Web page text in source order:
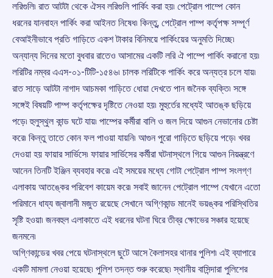
লরিগুলি৷ রাত আটটা থেকে ঐসব লরিগুলি পার্কিং করা হয়৷ পেট্রোল পাম্পে কোন
ধরনের যানবাহন পার্কিং করা আইনত নিষেধ৷ কিন্তু, পেট্রোল পাম্প কর্তৃপক্ষ সম্পূর্ণ
বেআইনীভাবে প্রতি গাড়িতে একশ টাকার বিনিময়ে পার্কিংয়ের অনুমতি দিচ্ছে৷
অন্যান্য দিনের মতো বুধবার রাতেও আসামের একটি লরি ঐ পাম্পে পার্কিং করানো হয়৷
লরিটির নম্বর এএস-০১-টিটি-১৫৪৬৷ চালক লরিটিকে পার্কিং করে অন্যত্র চলে যায়৷
রাত সাড়ে আটটা নাগাদ আচমকা গাড়িতে ধোয়া দেখতে পান জনৈক ব্যক্তি৷ সঙ্গে
সঙ্গেই বিষয়টি পাম্প কর্তৃপক্ষের দৃষ্টিতে নেওয়া হয়৷ মুহুর্তের মধ্যেই আতঙ্ক ছড়িয়ে
পড়ে৷ হুলুস্থুল কান্ড ঘটে যায়৷ পাম্পের কর্মীরা বালি ও জল দিয়ে আগুন নেভানোর চেষ্টা
করে৷ কিন্তু তাতে কোন ফল পাওয়া যায়নি৷ আগুন পুরো গাড়িতে ছড়িয়ে পড়ে৷ খবর
দেওয়া হয় ফায়ার সার্ভিসে৷ ফায়ার সার্ভিসের কর্মীরা ঘটনাস্থলে গিয়ে আগুন নিয়ন্ত্রণে
আনেন তিনটি ইঞ্জিন ব্যবহার করে৷ এই সময়ের মধ্যে গোটা পেট্রোল পাম্প সংলগ্ণ
এলাকায় আতঙ্কের পরিবেশ কায়েম করে৷ সবাই জানেন পেট্রোল পাম্পে যেখানে এতো
পরিমানে ধায্য জ্বালানী মজুত রয়েছে সেখানে অগ্ণিকান্ড মানেই ভয়ঙ্কর পরিস্থিতির
সৃষ্টি হওয়া৷ জনবহুল এলাকাতে এই ধরনের ঘটনা ঘিরে তীব্র ক্ষোভের সঞ্চার হয়েছে
জনমনে৷
অগ্ণিকান্ডের খবর পেয়ে ঘটনাস্থলে ছুটে আসে কৈলাসহর থানার পুলিশ৷ এই ব্যাপারে
একটি মামলা নেওয়া হয়েছে৷ পুলিশ তদন্ত শুরু করেছে৷ স্থানীয় বাসিন্দারা পুলিশের